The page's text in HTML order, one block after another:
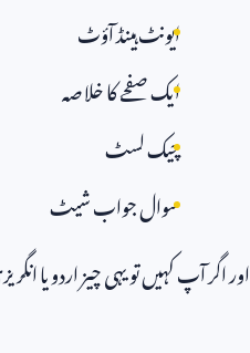
ایونٹ ہینڈ آؤٹ
ایک صفحے کا خلاصہ
چیک لسٹ
سوال جواب شیٹ
اور اگر آپ کہیں تو یہی چیز اردو یا